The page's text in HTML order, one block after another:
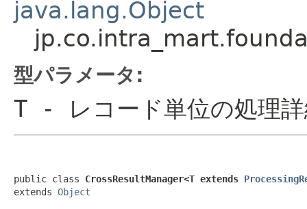
java.lang.Object
型パラメータ:
T - レコード単位の処理
public class CrossResultManager<T extends
extends Object